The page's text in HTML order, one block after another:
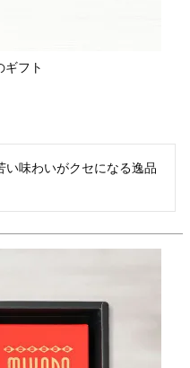
ギフト
い味わいがクセになる逸品